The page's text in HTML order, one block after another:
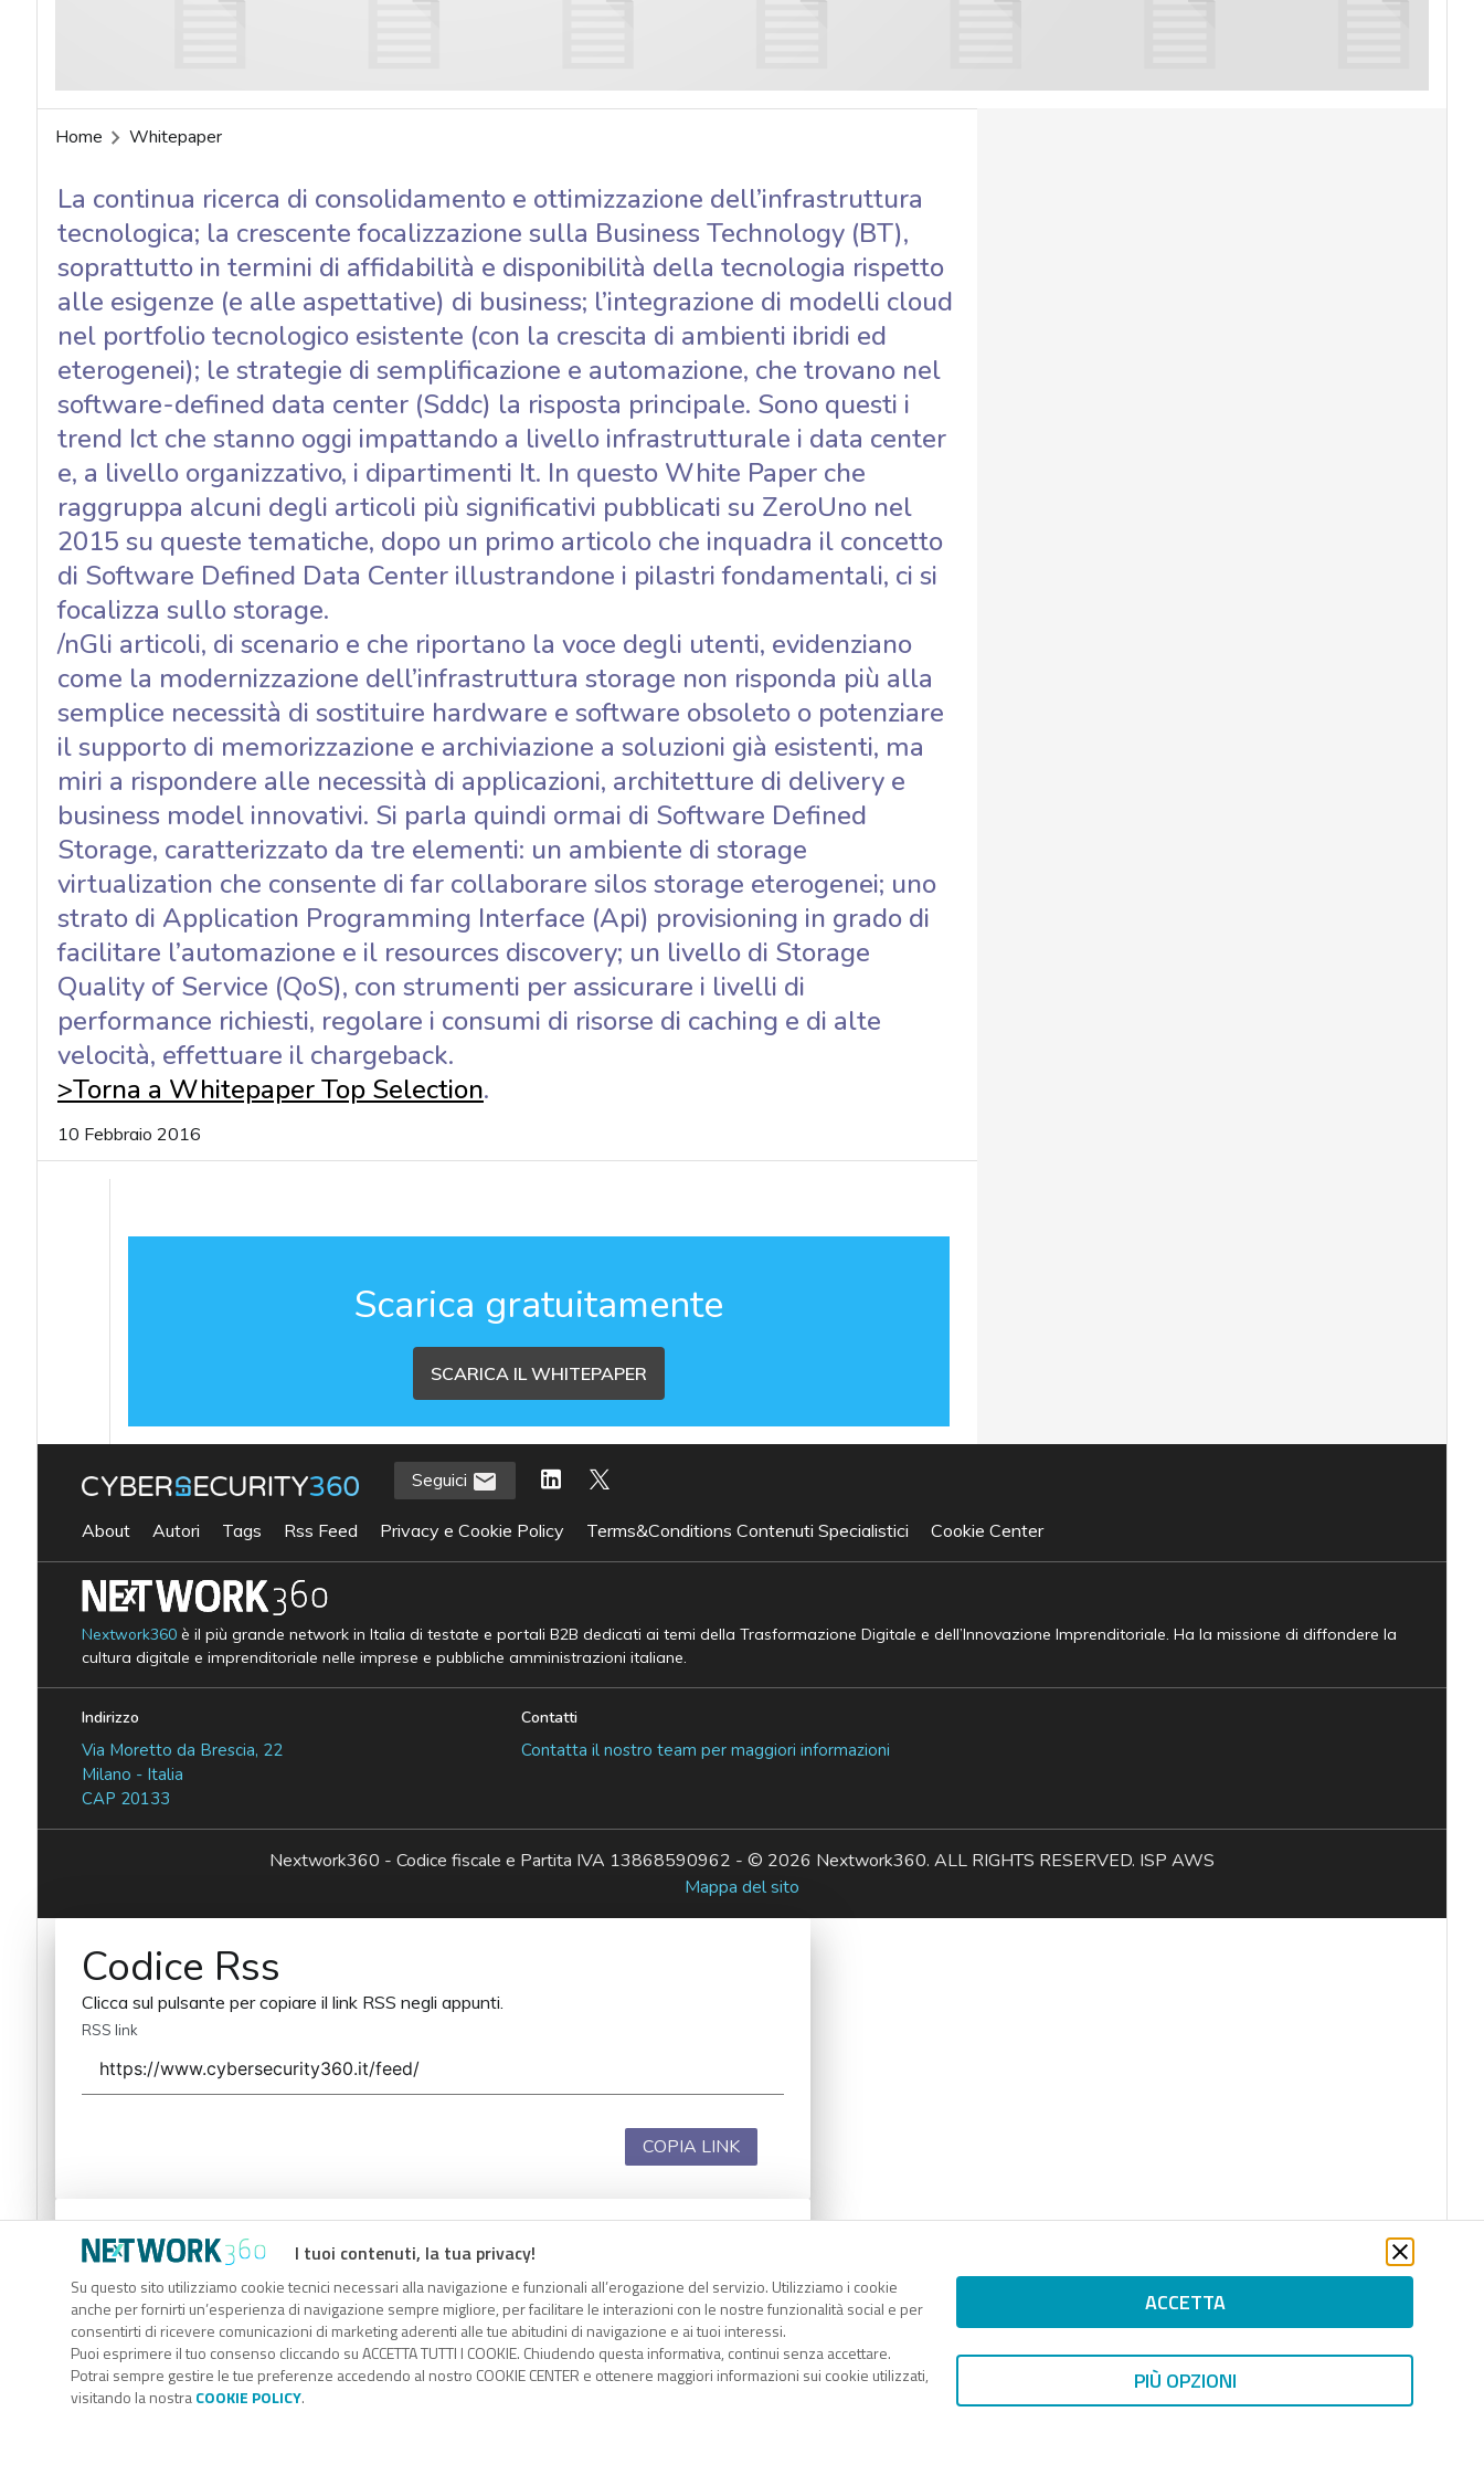
Home Whitepaper
La continua ricerca di consolidamento e ottimizzazione dell’infrastruttura
tecnologica; la crescente focalizzazione sulla Business Technology (BT),
soprattutto in termini di affidabilità e disponibilità della tecnologia rispetto
alle esigenze (e alle aspettative) di business; l’integrazione di modelli cloud
nel portfolio tecnologico esistente (con la crescita di ambienti ibridi ed
eterogenei); le strategie di semplificazione e automazione, che trovano nel
software-defined data center (Sddc) la risposta principale. Sono questi i
trend Ict che stanno oggi impattando a livello infrastrutturale i data center
e, a livello organizzativo, i dipartimenti It. In questo White Paper che
raggruppa alcuni degli articoli più significativi pubblicati su ZeroUno nel
2015 su queste tematiche, dopo un primo articolo che inquadra il concetto
di Software Defined Data Center illustrandone i pilastri fondamentali, ci si
focalizza sullo storage.
/nGli articoli, di scenario e che riportano la voce degli utenti, evidenziano
come la modernizzazione dell’infrastruttura storage non risponda più alla
semplice necessità di sostituire hardware e software obsoleto o potenziare
il supporto di memorizzazione e archiviazione a soluzioni già esistenti, ma
miri a rispondere alle necessità di applicazioni, architetture di delivery e
business model innovativi. Si parla quindi ormai di Software Defined
Storage, caratterizzato da tre elementi: un ambiente di storage
virtualization che consente di far collaborare silos storage eterogenei; uno
strato di Application Programming Interface (Api) provisioning in grado di
facilitare l’automazione e il resources discovery; un livello di Storage
Quality of Service (QoS), con strumenti per assicurare i livelli di
performance richiesti, regolare i consumi di risorse di caching e di alte
velocità, effettuare il chargeback.
>Torna a Whitepaper Top Selection.
10 Febbraio 2016
Scarica gratuitamente
SCARICA IL WHITEPAPER
I tuoi contenuti, la tua privacy!
Su questo sito utilizziamo cookie tecnici necessari alla navigazione e funzionali all’erogazione del servizio. Utilizziamo i cookie
anche per fornirti un’esperienza di navigazione sempre migliore, per facilitare le interazioni con le nostre funzionalità social e per
consentirti di ricevere comunicazioni di marketing aderenti alle tue abitudini di navigazione e ai tuoi interessi.
Puoi esprimere il tuo consenso cliccando su ACCETTA TUTTI I COOKIE. Chiudendo questa informativa, continui senza accettare.
Potrai sempre gestire le tue preferenze accedendo al nostro COOKIE CENTER e ottenere maggiori informazioni sui cookie utilizzati,
visitando la nostraCOOKIE POLICY.
ACCETTA
PIÙ OPZIONI
Seguici
About Autori Tags Rss Feed Privacy e Cookie Policy Terms&Conditions Contenuti Specialistici Cookie Center
Nextwork360è il più grande network in Italia di testate e portali B2B dedicati ai temi della Trasformazione Digitale e dell’Innovazione Imprenditoriale. Ha la missione di diffondere la
cultura digitale e imprenditoriale nelle imprese e pubbliche amministrazioni italiane.
Indirizzo
Via Moretto da Brescia, 22
Milano - Italia
CAP 20133
Contatti
Contatta il nostro team per maggiori informazioni
Nextwork360 - Codice fiscale e Partita IVA 13868590962 - © 2026 Nextwork360. ALL RIGHTS RESERVED. ISP AWS
Mappa del sito
Codice Rss
Clicca sul pulsante per copiare il link RSS negli appunti.
RSS link
COPIA LINK
Codice Rss
Clicca sul pulsante per copiare il link RSS negli appunti.
RSS link